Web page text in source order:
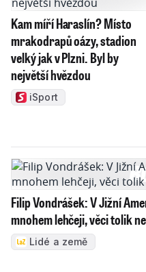
Kam míří Haraslín? Místo
mrakodrapů oázy, stadion
velký jak v Plzni. Byl by
největší hvězdou
iSport
Filip Vondrášek: V Jižní
mnohem lehčeji, věci tolik
Lidé a země